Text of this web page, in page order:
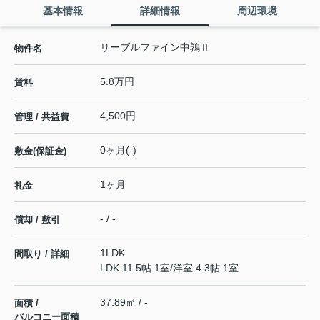
基本情報 詳細情報 周辺環境
物件名 リーブルファイン中鶉Ⅱ
賃料 5.8万円
管理 / 共益費 4,500円
敷金(保証金) 0ヶ月(-)
礼金 1ヶ月
償却 / 敷引 - / -
間取り / 詳細
1LDK
LDK 11.5帖 1室/洋室 4.3帖 1室
面積 /
バルコニー面積
37.89㎡ / -